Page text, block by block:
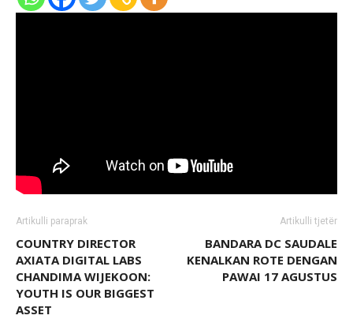
Artikulli paraprak
COUNTRY DIRECTOR
AXIATA DIGITAL LABS
CHANDIMA WIJEKOON:
YOUTH IS OUR BIGGEST
ASSET
Artikulli tjetër
BANDARA DC SAUDALE
KENALKAN ROTE DENGAN
PAWAI 17 AGUSTUS